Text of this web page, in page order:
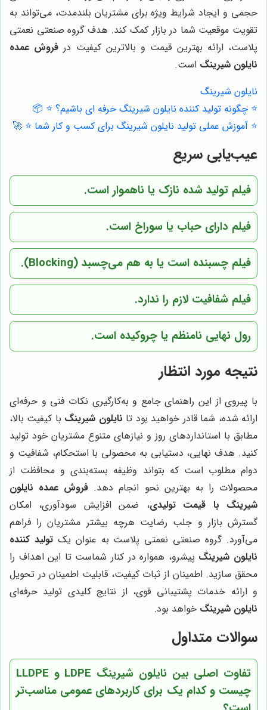
حجمی و ایجاد شرایط ویژه برای مشتریان بلندمدت، می‌تواند به
تقویت موقعیت شما در بازار کمک کند. هدف گروه صنعتی نعمتی
پلاست، ارائه بهترین قیمت و بالاترین کیفیت در فروش عمده
نایلون شیرینگ است.
نایلون شیرینگ
⭐️ چگونه تولید کننده نایلون شیرینگ حرفه ای باشیم؟ ⭐️ 📦
⭐️ آموزش عملی تولید نایلون شیرینگ برای کسب و کار شما ⭐️ 🚀
عیب‌یابی سریع
فیلم تولید شده نازک یا ناهموار است.
فیلم دارای حباب یا سوراخ است.
فیلم چسبنده است یا به هم می‌چسبد (Blocking).
فیلم شفافیت لازم را ندارد.
رول نهایی نامنظم یا چروکیده است.
نتیجه مورد انتظار
با پیروی از این راهنمای جامع و به‌کارگیری نکات فنی و حرفه‌ای
ارائه شده، شما قادر خواهید بود تا نایلون شیرینگ با کیفیت بالا،
مطابق با استانداردهای روز و نیازهای متنوع مشتریان خود تولید
کنید. هدف نهایی، دستیابی به محصولی با استحکام، شفافیت و
دوام مطلوب است که بتواند وظیفه بسته‌بندی و محافظت از
محصولات را به بهترین نحو انجام دهد. فروش عمده نایلون
شیرینگ با قیمت تولیدی، ضمن افزایش سودآوری، امکان
گسترش بازار و جلب رضایت هرچه بیشتر مشتریان را فراهم
می‌آورد. گروه صنعتی نعمتی پلاست به عنوان یکتولید کننده
نایلون شیرینگ پیشرو، همواره در کنار شماست تا این اهداف را
محقق سازید. اطمینان از ثبات کیفیت، قابلیت اطمینان در تحویل
و ارائه خدمات پشتیبانی قوی، از نتایج کلیدی تولید حرفه‌ای
نایلون شیرینگ خواهد بود.
سوالات متداول
تفاوت اصلی بین نایلون شیرینگ LDPE و LLDPE
چیست و کدام یک برای کاربردهای عمومی مناسب‌تر